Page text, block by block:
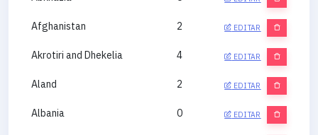
Afghanistan 2 EDITAR
Akrotiri and Dhekelia 4 EDITAR
Aland 2 EDITAR
Albania 0 EDITAR